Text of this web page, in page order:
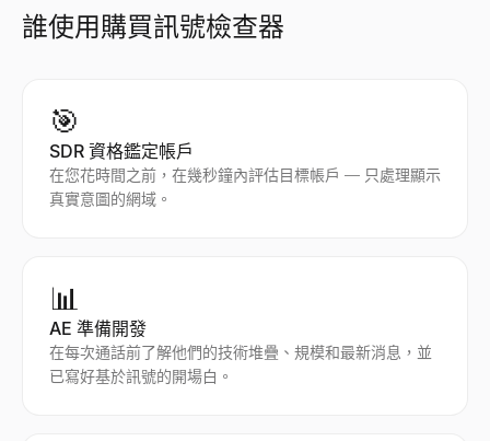
誰使用購買訊號檢查器
🎯
SDR 資格鑑定帳戶
在您花時間之前，在幾秒鐘內評估目標帳戶 — 只處理顯示
真實意圖的網域。
📊
AE 準備開發
在每次通話前了解他們的技術堆疊、規模和最新消息，並
已寫好基於訊號的開場白。